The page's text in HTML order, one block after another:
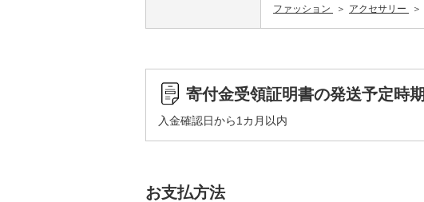
ファッション
アクセサリー
寄付金受領証明書の発送予定時期
入金確認日から1カ月以内
お支払方法